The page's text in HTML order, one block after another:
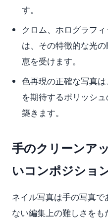
す。
クロム、ホログラフ
は、その特徴的な光
恵を受けます。
色再現の正確な写真
を期待するポリッシ
築きます。
手のクリーンア
いコンポジショ
ネイル写真は手の写真
ない編集上の難しさをも